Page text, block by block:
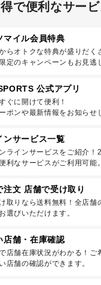
で便利なサービ
マイル会員特典
らオトクな特典が盛りだく
定のキャンペーンもお見逃
公式アプリ
ぐに開けて便利！
ポンや最新情報をお知らせ
ンサービス一覧
ラインサービスをご紹介
利なサービスがご利用可能。
注文 店舗で受け取り
取りなら送料無料！全店舗
選びいただけます。
店舗・在庫確認
店舗在庫状況がわかる！ご
店舗の確認ができます。